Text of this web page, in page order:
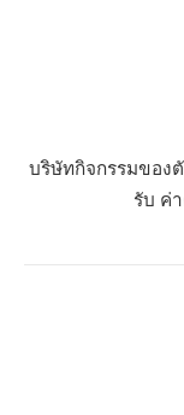
บริษัทกิจกรรมของ
รับ ค่